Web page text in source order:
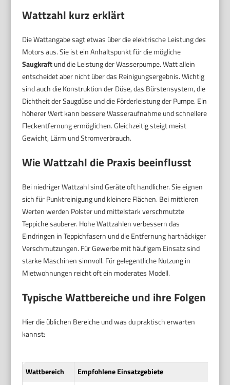
Wattzahl kurz erklärt
Die Wattangabe sagt etwas über die elektrische Leistung des
Motors aus. Sie ist ein Anhaltspunkt für die mögliche
Saugkraftund die Leistung der Wasserpumpe. Watt allein
entscheidet aber nicht über das Reinigungsergebnis. Wichtig
sind auch die Konstruktion der Düse, das Bürstensystem, die
Dichtheit der Saugdüse und die Förderleistung der Pumpe. Ein
höherer Wert kann bessere Wasseraufnahme und schnellere
Fleckentfernung ermöglichen. Gleichzeitig steigt meist
Gewicht, Lärm und Stromverbrauch.
Wie Wattzahl die Praxis beeinflusst
Bei niedriger Wattzahl sind Geräte oft handlicher. Sie eignen
sich für Punktreinigung und kleinere Flächen. Bei mittleren
Werten werden Polster und mittelstark verschmutzte
Teppiche sauberer. Hohe Wattzahlen verbessern das
Eindringen in Teppichfasern und die Entfernung hartnäckiger
Verschmutzungen. Für Gewerbe mit häufigem Einsatz sind
starke Maschinen sinnvoll. Für gelegentliche Nutzung in
Mietwohnungen reicht oft ein moderates Modell.
Typische Wattbereiche und ihre Folgen
Hier die üblichen Bereiche und was du praktisch erwarten
kannst:
Wattbereich
Empfohlene Einsatzgebiete